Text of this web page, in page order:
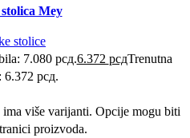
Mey
stolice
7.080 рсд.6.372 рсдTrenutna
6.372 рсд.
više varijanti. Opcije mogu biti
proizvoda.